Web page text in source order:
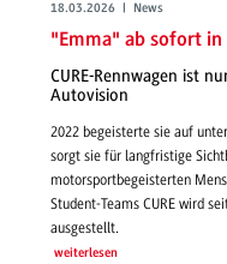
18.03.2026 | News
"Emma" ab sofort
CURE-Rennwagen ist
Autovision
2022 begeisterte sie auf
sorgt sie für langfristige
motorsportbegeisterten
Student-Teams CURE wird
ausgestellt.
weiterlesen